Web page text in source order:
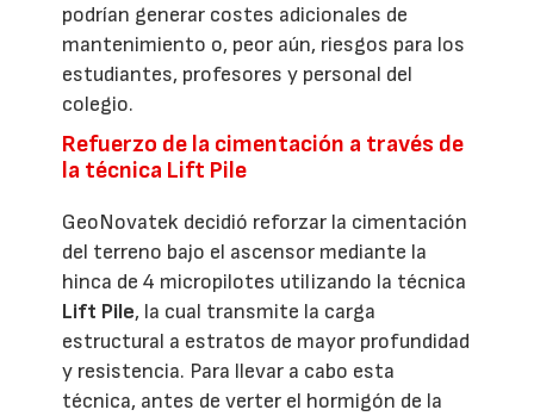
podrían generar costes adicionales de
mantenimiento o, peor aún, riesgos para los
estudiantes, profesores y personal del
colegio.
Refuerzo de la cimentación a través de
la técnica Lift Pile
GeoNovatek decidió reforzar la cimentación
del terreno bajo el ascensor mediante la
hinca de 4 micropilotes utilizando la técnica
Lift Pile, la cual transmite la carga
estructural a estratos de mayor profundidad
y resistencia. Para llevar a cabo esta
técnica, antes de verter el hormigón de la